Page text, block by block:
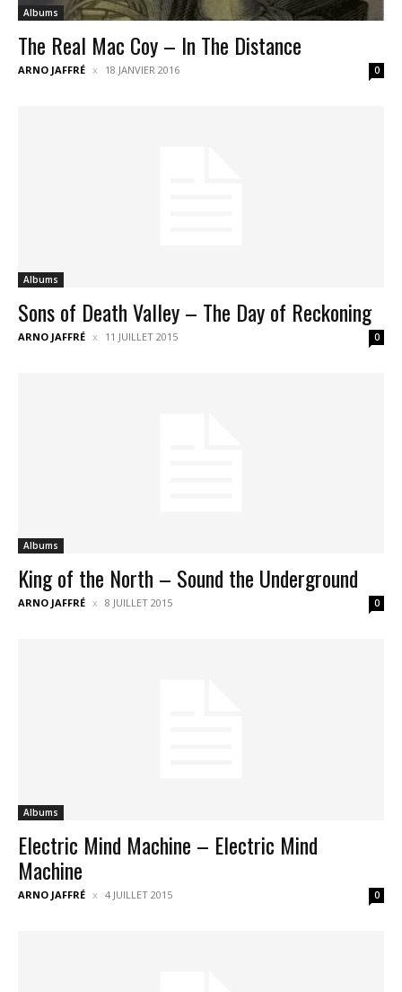
Albums
The Real Mac Coy – In The Distance
ARNO JAFFRÉ 18 JANVIER 2016 0
Albums
Sons of Death Valley – The Day of Reckoning
ARNO JAFFRÉ 11 JUILLET 2015 0
Albums
King of the North – Sound the Underground
ARNO JAFFRÉ 8 JUILLET 2015 0
Albums
Electric Mind Machine – Electric Mind
Machine
ARNO JAFFRÉ 4 JUILLET 2015 0